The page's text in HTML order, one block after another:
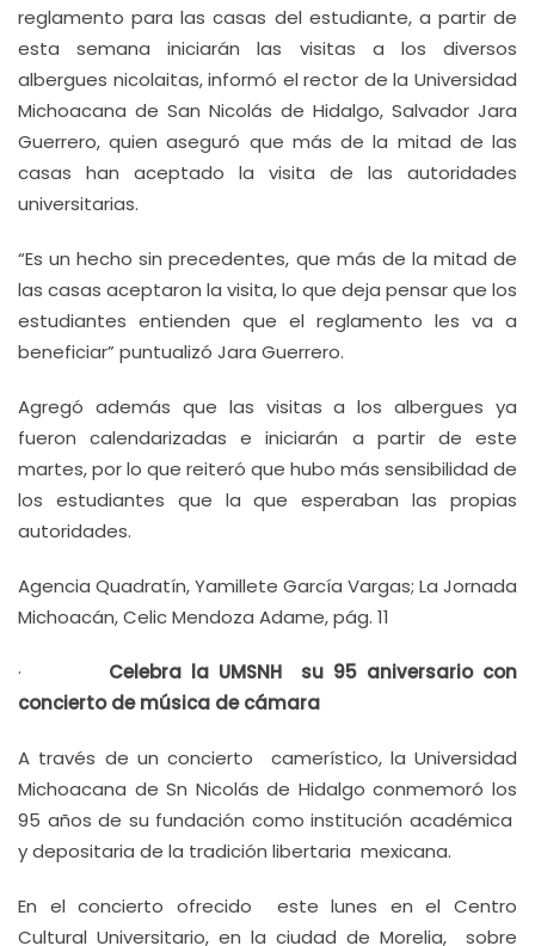
reglamento para las casas del estudiante, a partir de
esta semana iniciarán las visitas a los diversos
albergues nicolaitas, informó el rector de la Universidad
Michoacana de San Nicolás de Hidalgo, Salvador Jara
Guerrero, quien aseguró que más de la mitad de las
casas han aceptado la visita de las autoridades
universitarias.
“Es un hecho sin precedentes, que más de la mitad de
las casas aceptaron la visita, lo que deja pensar que los
estudiantes entienden que el reglamento les va a
beneficiar” puntualizó Jara Guerrero.
Agregó además que las visitas a los albergues ya
fueron calendarizadas e iniciarán a partir de este
martes, por lo que reiteró que hubo más sensibilidad de
los estudiantes que la que esperaban las propias
autoridades.
Agencia Quadratín, Yamillete García Vargas; La Jornada
Michoacán, Celic Mendoza Adame, pág. 11
· Celebra la UMSNH su 95 aniversario con
concierto de música de cámara
A través de un concierto camerístico, la Universidad
Michoacana de Sn Nicolás de Hidalgo conmemoró los
95 años de su fundación como institución académica
y depositaria de la tradición libertaria mexicana.
En el concierto ofrecido este lunes en el Centro
Cultural Universitario, en la ciudad de Morelia, sobre